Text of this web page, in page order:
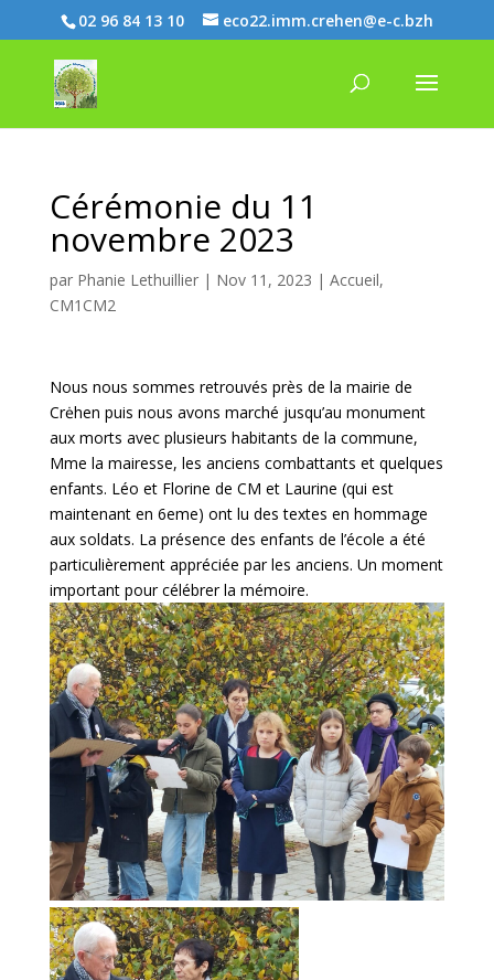
02 96 84 13 10 eco22.imm.crehen@e-c.bzh
Cérémonie du 11
novembre 2023
par Phanie Lethuillier| Nov 11, 2023 | Accueil,
CM1CM2
Nous nous sommes retrouvés près de la mairie de
Crėhen puis nous avons marché jusqu’au monument
aux morts avec plusieurs habitants de la commune,
Mme la mairesse, les anciens combattants et quelques
enfants. Léo et Florine de CM et Laurine (qui est
maintenant en 6eme) ont lu des textes en hommage
aux soldats. La présence des enfants de l’école a été
particulièrement appréciée par les anciens. Un moment
important pour célébrer la mémoire.